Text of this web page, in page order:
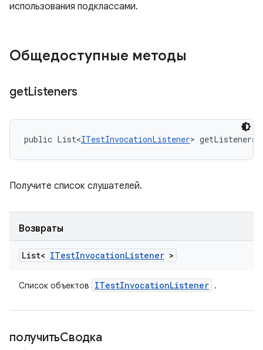
использования подклассами.
Общедоступные методы
getListeners
public List<ITestInvocationListener>
Получите список слушателей.
Возвраты
List< ITestInvocationListener >
Список объектов ITestInvocationListener .
получитьСводка